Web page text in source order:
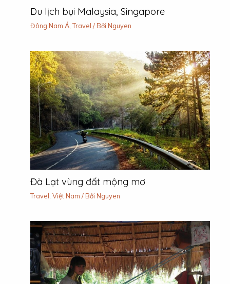
Du lịch bụi Malaysia, Singapore
Đông Nam Á ,Travel / Bởi Nguyen
Đà Lạt vùng đất mộng mơ
Travel ,Việt Nam / Bởi Nguyen